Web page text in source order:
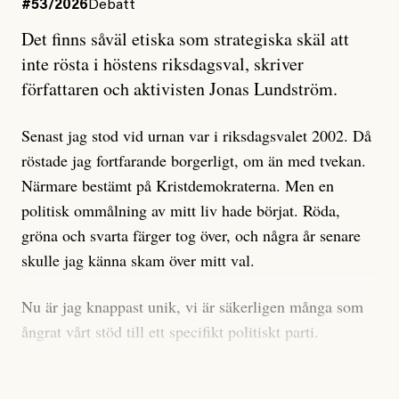
Artikeln undersöker inte, som ETC påstår, ”vad som
är sant, vad som är rykten”, utan den bidrar bara till
ännu mer ryktesspridning. Det finns inte ett enda bevis
misstänkta personen är en infiltratör. Det som läsaren
får veta är att personen har ändrat sina politiska åsikter
under åren, att den har raderat tidigare innehåll på sina
sociala medier, att artikelns författare inte förstår sig
på personens ekonomi och att det tydligen finns
anonyma röster inom rörelsen som säger saker som
anses vara anledningar att titta närmare på personen,
men ingenting av detta är tillräckligt för att hänga ut
#53/2026 Debatt
Det finns såväl etiska som strategiska skäl att
inte rösta i höstens riksdagsval, skriver
författaren och aktivisten Jonas Lundström.
Senast jag stod vid urnan var i riksdagsvalet 2002. Då
röstade jag fortfarande borgerligt, om än med tvekan.
Närmare bestämt på Kristdemokraterna. Men en
politisk ommålning av mitt liv hade börjat. Röda,
gröna och svarta färger tog över, och några år senare
skulle jag känna skam över mitt val.
Nu är jag knappast unik, vi är säkerligen många som
ångrat vårt stöd till ett specifikt politiskt parti.